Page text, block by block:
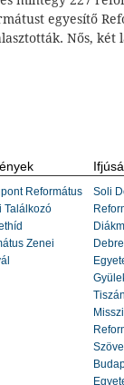
egyesítő
Nős, két
Református
Találkozó
Zenei
Soli